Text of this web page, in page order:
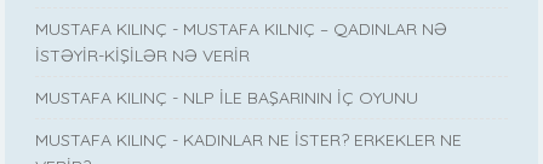
MUSTAFA KILINÇ - MUSTAFA KILNIÇ – QADINLAR NƏ
İSTƏYİR-KİŞİLƏR NƏ VERİR
MUSTAFA KILINÇ - NLP İLE BAŞARININ İÇ OYUNU
MUSTAFA KILINÇ - KADINLAR NE İSTER? ERKEKLER NE